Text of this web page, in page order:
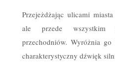
Przejeżdżając ulicami
ale przede wszystkim
przechodniów. Wyróżnia
charakterystyczny dźwięk